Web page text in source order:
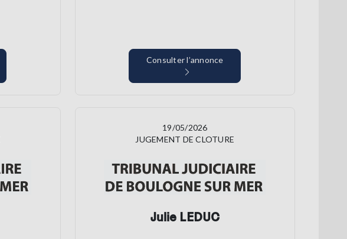
Consulter l’annonce
19/05/2026
JUGEMENT DE CLOTURE
Julie LEDUC